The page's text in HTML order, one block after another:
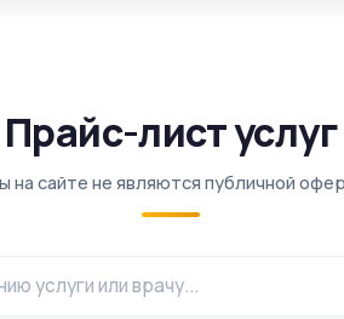
Прайс-лист услуг
на сайте не являются публичной